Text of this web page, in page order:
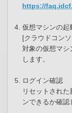
https://
仮想マシンの起
[クラウドコン
対象の仮想マシ
します。
ログイン確認
リセットされ
ンできるか確認